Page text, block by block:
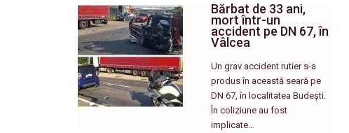
Bărbat de 33 ani,
mort într-un
accident pe DN 67, în
Vâlcea
Un grav accident rutier s-a
produs în această seară pe
DN 67, în localitatea Budești.
În coliziune au fost
implicate…